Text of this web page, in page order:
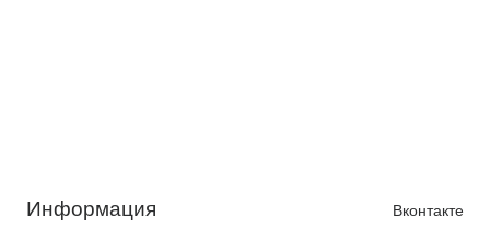
Информация Вконтакте